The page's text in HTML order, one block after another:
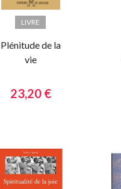
LIVRE
Plénitude de la
vie
23,20 €